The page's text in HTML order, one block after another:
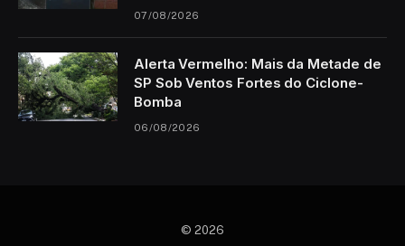
07/08/2026
Alerta Vermelho: Mais da Metade de
SP Sob Ventos Fortes do Ciclone-
Bomba
06/08/2026
© 2026